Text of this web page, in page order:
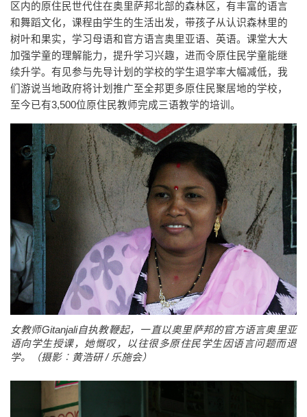
区内的原住民世代住在奥里萨邦北部的森林区，有丰富的语言
和舞蹈文化，课程由学生的生活出发，带孩子从认识森林里的
树叶和果实，学习母语和官方语言奥里亚语、英语。课堂大大
加强学童的理解能力，提升学习兴趣，进而令原住民学童能继
续升学。有见参与先导计划的学校的学生退学率大幅减低，我
们游说当地政府将计划推广至全邦更多原住民聚居地的学校，
至今已有3,500位原住民教师完成三语教学的培训。
女教师Gitanjali自执教鞭起，一直以奥里萨邦的官方语言奥里亚
语向学生授课，她慨叹，以往很多原住民学生因语言问题而退
学。（摄影︰黄浩研 / 乐施会）